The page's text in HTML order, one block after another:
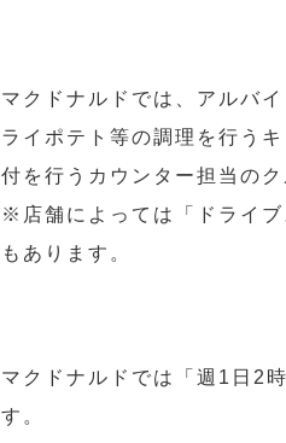
マクドナルドでは、アルバ
ライポテト等の調理を行う
付を行うカウンター担当の
※店舗によっては「ドライ
もあります。
マクドナルドでは「週1日2
す。